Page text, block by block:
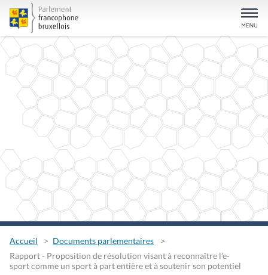
Accueil
Documents parlementaires
Rapport - Proposition de résolution visant à reconnaître l’e-
sport comme un sport à part entière et à soutenir son potentiel